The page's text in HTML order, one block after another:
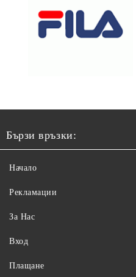
Бързи връзки:
Начало
Рекламации
За Нас
Вход
Плащане